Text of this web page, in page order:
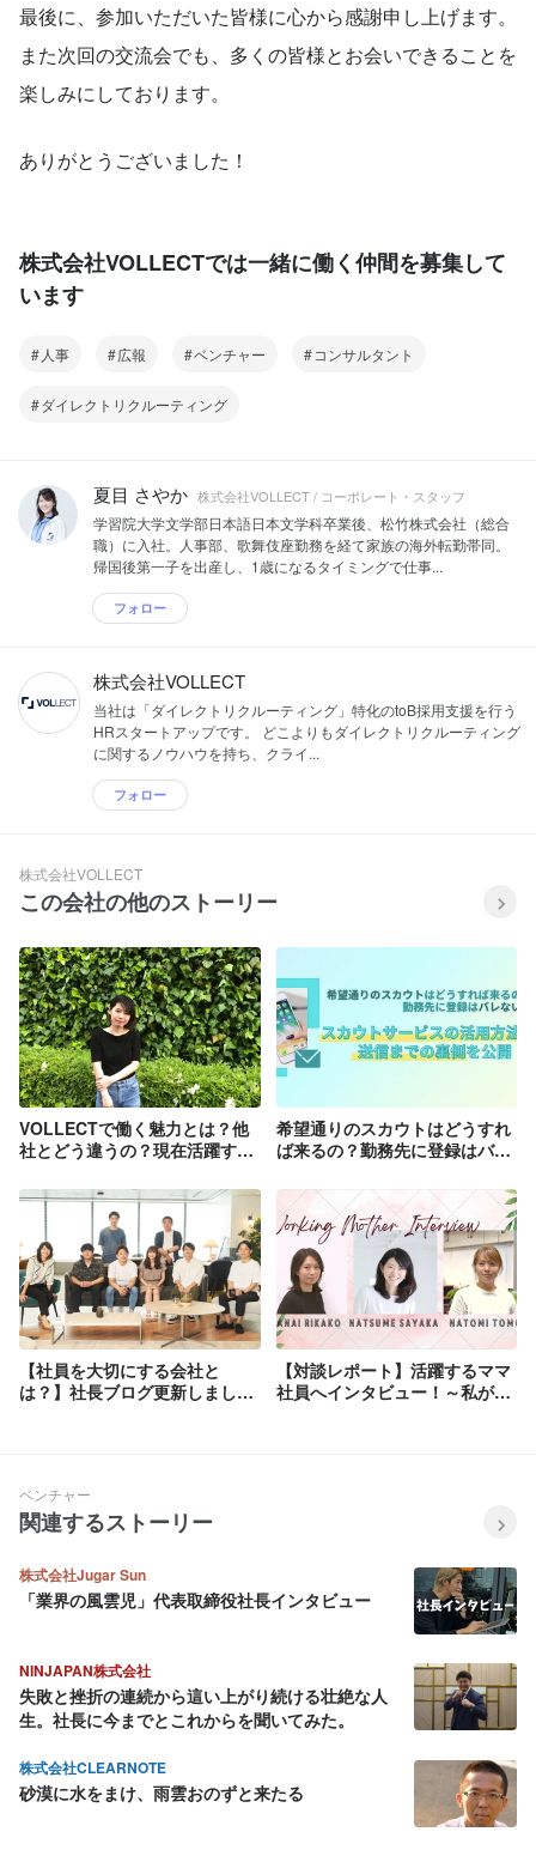
最後に、参加いただいた皆様に心から感謝申し上げます。
また次回の交流会でも、多くの皆様とお会いできることを
楽しみにしております。
ありがとうございました！
株式会社VOLLECTでは一緒に働く仲間を募集して
います
人事 広報 ベンチャー コンサルタント
ダイレクトリクルーティング
夏目 さやか 株式会社VOLLECT / コーポレート・スタッフ
学習院大学文学部日本語日本文学科卒業後、松竹株式会社（総合
職）に入社。人事部、歌舞伎座勤務を経て家族の海外転勤帯同。
帰国後第一子を出産し、1歳になるタイミングで仕事...
フォロー
株式会社VOLLECT
当社は「ダイレクトリクルーティング」特化のtoB採用支援を行う
HRスタートアップです。 どこよりもダイレクトリクルーティング
に関するノウハウを持ち、クライ...
フォロー
株式会社VOLLECT
この会社の他のストーリー
VOLLECTで働く魅力とは？他
社とどう違うの？現在活躍する
取材！
希望通りのスカウトはどうすれ
ば来るの？勤務先に登録はバレ
方法や送信までの裏側を公開！
【社員を大切にする会社と
は？】社長ブログ更新しました
【対談レポート】活躍するママ
社員へインタビュー！～私が
ベンチャー
関連するストーリー
株式会社Jugar Sun
「業界の風雲児」代表取締役社長インタビュー
NINJAPAN株式会社
失敗と挫折の連続から這い上がり続ける壮絶な人
生。社長に今までとこれからを聞いてみた。
株式会社CLEARNOTE
砂漠に水をまけ、雨雲おのずと来たる